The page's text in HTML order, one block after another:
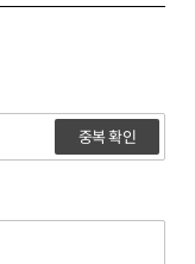
중복 확인